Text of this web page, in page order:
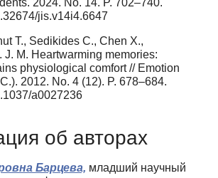
jis.v14i4.6647
T., Sedikides C., Chen X.,
J. M. Heartwarming memories:
physiological comfort // Emotion
2012. No. 4 (12). P. 678–684.
a0027236
об авторах
Барцева, младший научный